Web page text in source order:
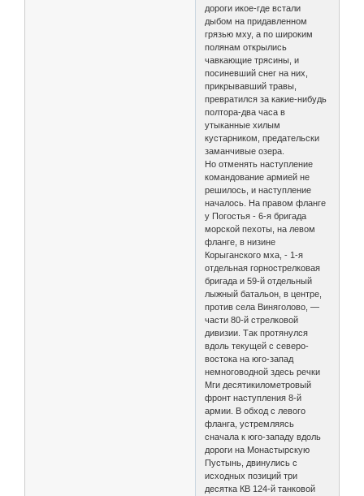
дороги икое-где встали
дыбом на придавленном
грязью мху, а по широким
полянам открылись
чавкающие трясины, и
посиневший снег на них,
прикрывавший травы,
превратился за какие-нибудь
полтора-два часа в
утыканные хилым
кустарником, предательски
заманчивые озера.
Но отменять наступление
командование армией не
решилось, и наступление
началось. На правом фланге
у Погостья - 6-я бригада
морской пехоты, на левом
фланге, в низине
Корыганского мха, - 1-я
отдельная горнострелковая
бригада и 59-й отдельный
лыжный батальон, в центре,
против села Виняголово, —
части 80-й стрелковой
дивизии. Так протянулся
вдоль текущей с северо-
востока на юго-запад
немноговодной здесь речки
Мги десятикилометровый
фронт наступления 8-й
армии. В обход с левого
фланга, устремляясь
сначала к юго-западу вдоль
дороги на Монастырскую
Пустынь, двинулись с
исходных позиций три
десятка КВ 124-й танковой